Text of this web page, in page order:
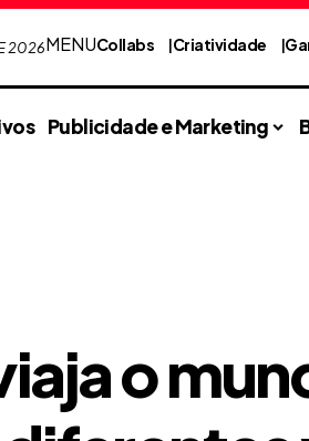
2026MENUCollabs Criatividade
Publicidade e Marketing
o